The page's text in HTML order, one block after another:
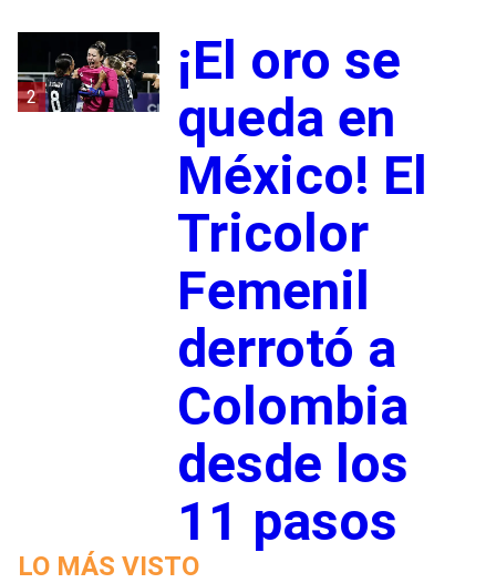
2
¡El oro se
queda en
México! El
Tricolor
Femenil
derrotó a
Colombia
desde los
11 pasos
LO MÁS VISTO